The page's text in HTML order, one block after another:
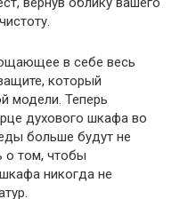
в себе весь
который
модели. Теперь
духового шкафа во
больше будут не
о том, чтобы
никогда не